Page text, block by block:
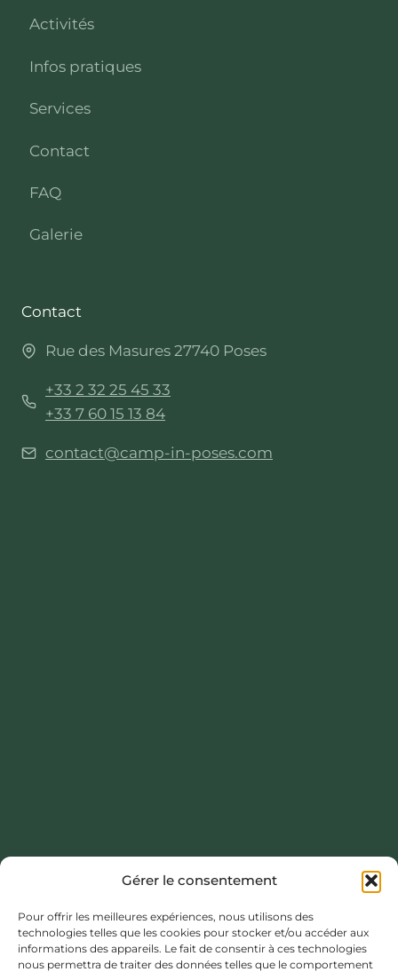
Gérer le consentement
Pour offrir les meilleures expériences, nous utilisons des
technologies telles que les cookies pour stocker et/ou accéder aux
informations des appareils. Le fait de consentir à ces technologies
nous permettra de traiter des données telles que le comportement
Activités
Infos pratiques
Services
Contact
FAQ
Galerie
Contact
Rue des Masures 27740 Poses
+33 2 32 25 45 33
+33 7 60 15 13 84
contact@camp-in-poses.com
Normandie.
https://www.normandie.fr